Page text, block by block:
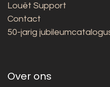
Louët Support
Contact
50-jarig
Over ons